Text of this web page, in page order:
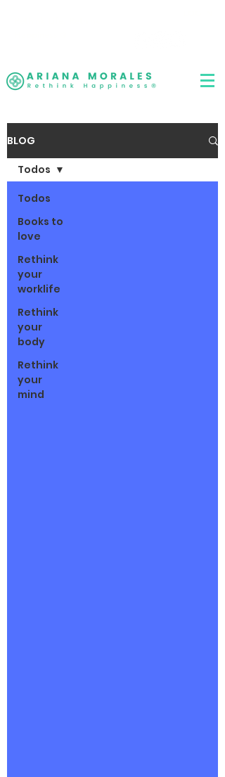
BLOG
Todos
Books to
love
Rethink
your
worklife
Rethink
your
body
Rethink
your
mind
Todos